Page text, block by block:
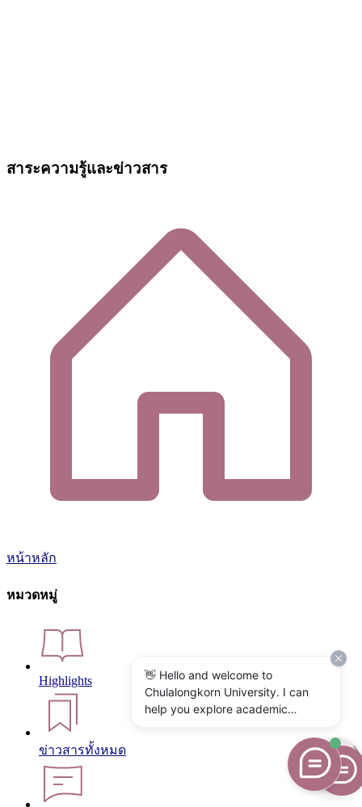
สาระความรู้และข่าวสาร
หน้าหลัก
หมวดหมู่
Highlights
ข่าวสารทั้งหมด
👋 Hello and welcome to
Chulalongkorn University. I can
help you explore academic